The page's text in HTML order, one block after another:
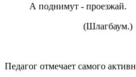
А поднимут - проезжай.
(Шлагбаум.)
Педагог отмечает самого